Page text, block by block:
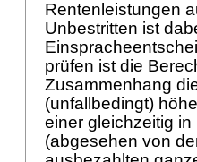
Rentenleistungen
Unbestritten ist
prüfen ist die
Zusammenhang
(unfallbedingt)
einer gleichzeitig
(abgesehen von